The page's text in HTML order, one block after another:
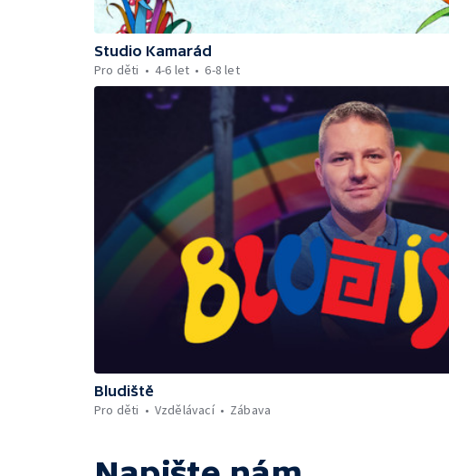
Studio Kamarád
Pro děti
4-6 let 6-8 let
Bludiště
Pro děti
Vzdělávací Zábava